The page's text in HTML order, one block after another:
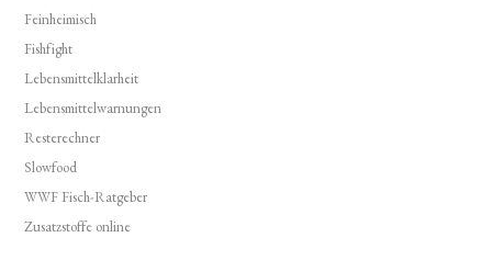
Feinheimisch
Fishfight
Lebensmittelklarheit
Lebensmittelwarnungen
Resterechner
Slowfood
WWF Fisch-Ratgeber
Zusatzstoffe online